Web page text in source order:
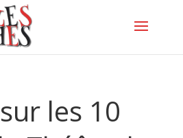
les 10